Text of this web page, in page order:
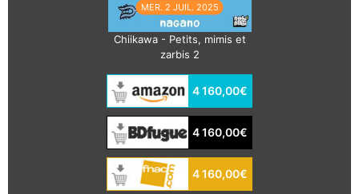
MER. 2 JUIL. 2025
Chiikawa - Petits, mimis et
zarbis 2
4 160,00€
4 160,00€
4 160,00€